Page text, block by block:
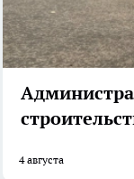
4 августа